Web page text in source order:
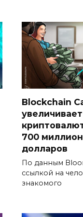
Blockchain
700
долларов
По данным
ссылкой на
знакомого